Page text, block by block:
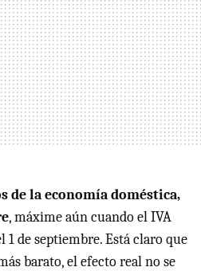
de la economía doméstica,
, máxime aún cuando elIVA
1 de septiembre. Está claro que
barato, el efecto real no se